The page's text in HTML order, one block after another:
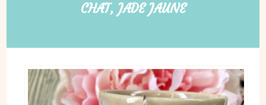
CHAT, JADE JAUNE